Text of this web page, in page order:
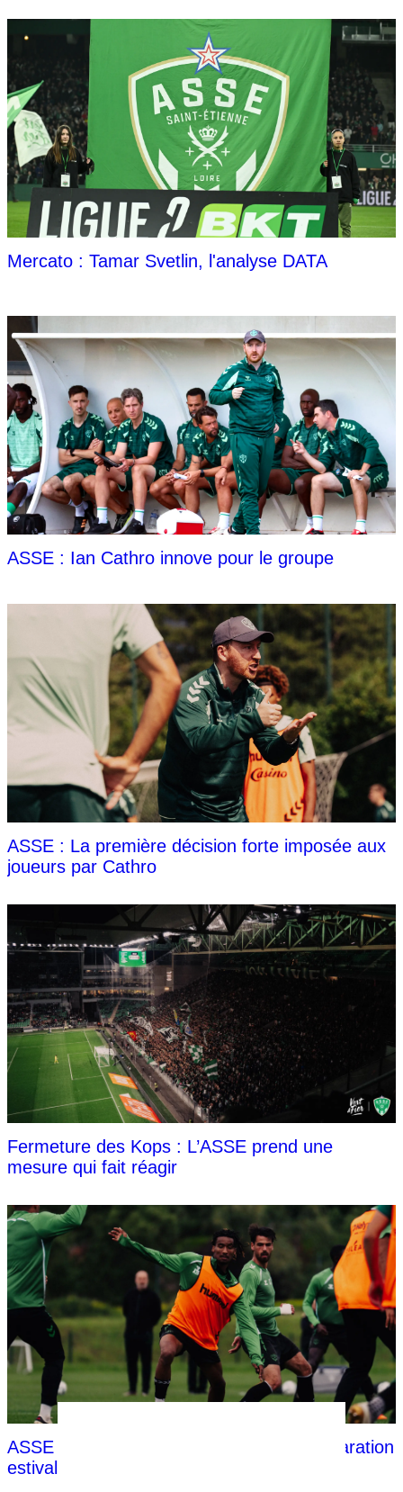
Mercato : Tamar Svetlin, l'analyse DATA
ASSE : Ian Cathro innove pour le groupe
ASSE : La première décision forte imposée aux
joueurs par Cathro
Fermeture des Kops : L’ASSE prend une
mesure qui fait réagir
ASSE : Les 2 grands gagnants de la préparation
estivale